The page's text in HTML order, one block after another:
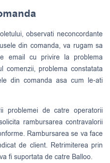
observati neconcordante
din comanda, va rugam sa
email cu privire la problema
comenzii, problema constatata
din comanda asa cum le-ati
problemei de catre operatorii
rambursarea contravalorii
Rambursarea se va face
de client. Retrimiterea prin
fi suportata de catre Balloo.